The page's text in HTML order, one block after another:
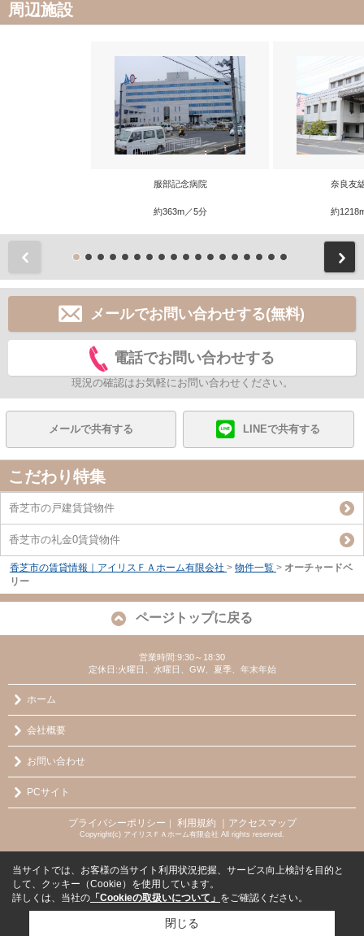
周辺施設
服部記念病院
約363m／5分
奈良友
約
メールでお問い合わせする(無料)
電話でお問い合わせする
現況の確認はお気軽にお問い合わせください。
メールで共有する LINEで共有する
こだわり特集
香芝市の戸建賃貸物件
香芝市の礼金0賃貸物件
香芝市の賃貸情報｜アイリスＦＡホーム有限会社 > 物件一覧 > オーチャードベ
リー
ページトップに戻る
営業時間:9:30～18:30
定休日:火曜日、水曜日、GW、夏季、年末年始
ホーム
会社概要
お問い合わせ
PCサイト
プライバシーポリシー 利用規約 ｜アクセスマップ
Copyright(c) アイリスＦＡホーム有限会社 All rights reserved.
当サイトでは、お客様の当サイト利用状況把握、サービス向上検討を目的と
して、クッキー（Cookie）を使用しています。
詳しくは、当社の 「Cookieの取扱いについて」 をご確認ください。
閉じる